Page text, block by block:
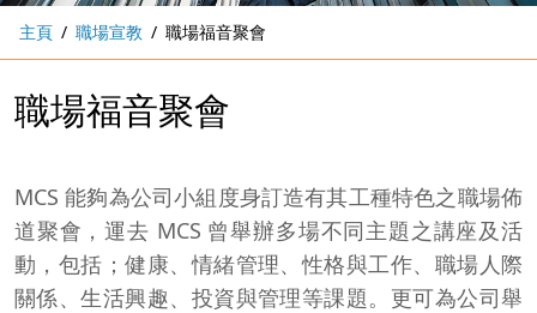
主頁 職場宣教 職場福音聚會
職場福音聚會
MCS 能夠為公司小組度身訂造有其工種特色之職場佈
道聚會，運去 MCS 曾舉辦多場不同主題之講座及活
動，包括；健康、情緒管理、性格與工作、職場人際
關係、生活興趣、投資與管理等課題。更可為公司舉